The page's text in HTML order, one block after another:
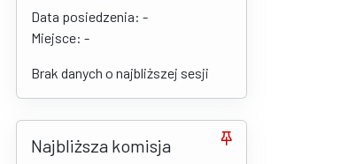
Data posiedzenia: -
Miejsce: -
Brak danych o najbliższej sesji
Najbliższa komisja